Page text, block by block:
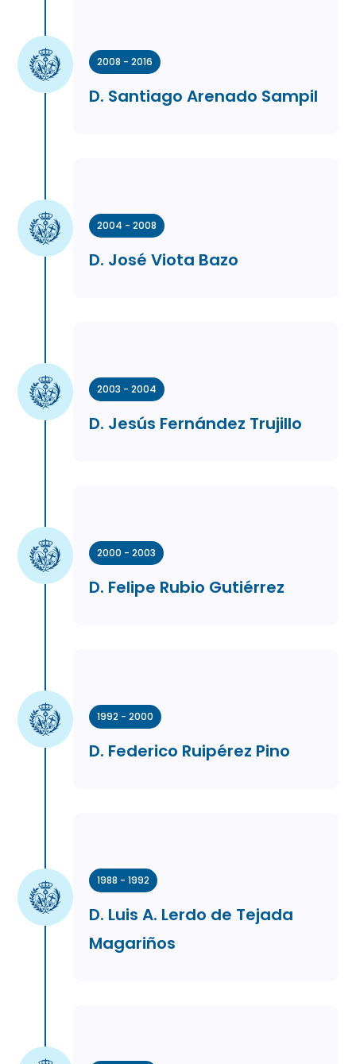
2008 - 2016
D. Santiago Arenado Sampil
2004 - 2008
D. José Viota Bazo
2003 - 2004
D. Jesús Fernández Trujillo
2000 - 2003
D. Felipe Rubio Gutiérrez
1992 - 2000
D. Federico Ruipérez Pino
1988 - 1992
D. Luis A. Lerdo de Tejada
Magariños